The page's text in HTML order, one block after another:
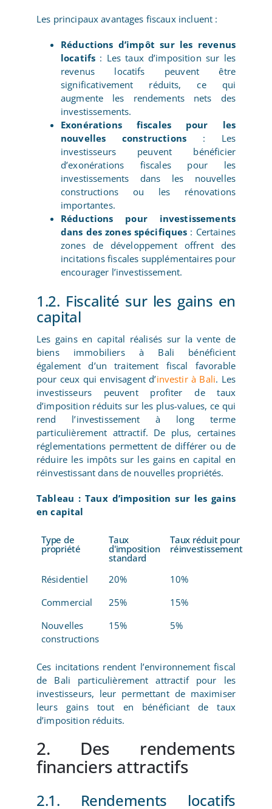
Les principaux avantages fiscaux incluent :
Réductions d’impôt sur les revenus
locatifs : Les taux d’imposition sur les
revenus locatifs peuvent être
significativement réduits, ce qui
augmente les rendements nets des
investissements.
Exonérations fiscales pour les
nouvelles constructions : Les
investisseurs peuvent bénéficier
d’exonérations fiscales pour les
investissements dans les nouvelles
constructions ou les rénovations
importantes.
Réductions pour investissements
dans des zones spécifiques : Certaines
zones de développement offrent des
incitations fiscales supplémentaires pour
encourager l’investissement.
1.2. Fiscalité sur les gains en
capital
Les gains en capital réalisés sur la vente de
biens immobiliers à Bali bénéficient
également d’un traitement fiscal favorable
pour ceux qui envisagent d’investir à Bali. Les
investisseurs peuvent profiter de taux
d’imposition réduits sur les plus-values, ce qui
rend l’investissement à long terme
particulièrement attractif. De plus, certaines
réglementations permettent de différer ou de
réduire les impôts sur les gains en capital en
réinvestissant dans de nouvelles propriétés.
Tableau : Taux d’imposition sur les gains
en capital
Type de
propriété
Taux
d'imposition
standard
Taux réduit pour
réinvestissement
Résidentiel 20%
10%
Commercial
25%
15%
Nouvelles
constructions
15% 5%
Ces incitations rendent l’environnement fiscal
de Bali particulièrement attractif pour les
investisseurs, leur permettant de maximiser
leurs gains tout en bénéficiant de taux
d’imposition réduits.
2. Des rendements
financiers attractifs
2.1. Rendements locatifs